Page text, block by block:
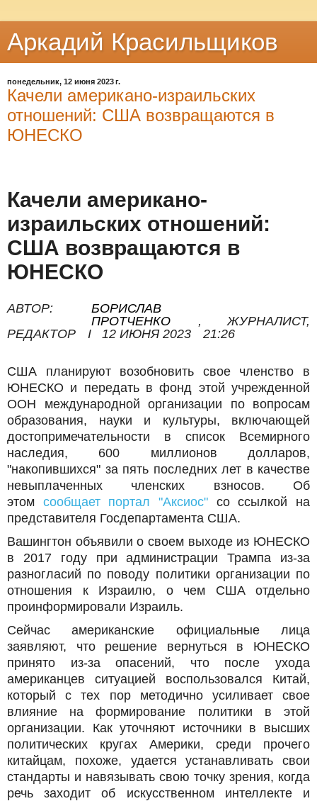
Аркадий Красильщиков
понедельник, 12 июня 2023 г.
Качели американо-израильских
отношений: США возвращаются в
ЮНЕСКО
Качели американо-
израильских отношений:
США возвращаются в
ЮНЕСКО
АВТОР:
БОРИСЛАВ
ПРОТЧЕНКО
,
ЖУРНАЛИСТ,
РЕДАКТОР
I 12 ИЮНЯ 2023 21:26
США планируют возобновить свое членство в
ЮНЕСКО и передать в фонд этой учрежденной
ООН международной организации по вопросам
образования, науки и культуры, включающей
достопримечательности в список Всемирного
наследия, 600 миллионов долларов,
"накопившихся" за пять последних лет в качестве
невыплаченных членских взносов. Об
этом сообщает портал "Аксиос" со ссылкой на
представителя Госдепартамента США.
Вашингтон объявили о своем выходе из ЮНЕСКО
в 2017 году при администрации Трампа из-за
разногласий по поводу политики организации по
отношения к Израилю, о чем США отдельно
проинформировали Израиль.
Сейчас американские официальные лица
заявляют, что решение вернуться в ЮНЕСКО
принято из-за опасений, что после ухода
американцев ситуацией воспользовался Китай,
который с тех пор методично усиливает свое
влияние на формирование политики в этой
организации. Как уточняют источники в высших
политических кругах Америки, среди прочего
китайцам, похоже, удается устанавливать свои
стандарты и навязывать свою точку зрения, когда
речь заходит об искусственном интеллекте и